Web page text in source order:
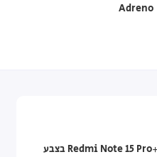
Adreno
טלפון חכם Xiaomi מסדרת Redmi Note 15 Pro+ 5G בצבע